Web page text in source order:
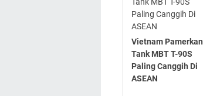
Vietnam Pamerkan
Tank MBT T-90S
Paling Canggih Di
ASEAN